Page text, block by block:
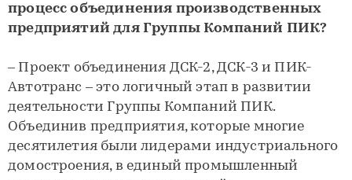
процесс объединения производственных
предприятий для Группы Компаний ПИК?
– Проект объединения ДСК-2, ДСК-3 и ПИК-
Автотранс – это логичный этап в развитии
деятельности Группы Компаний ПИК.
Объединив предприятия, которые многие
десятилетия были лидерами индустриального
домостроения, в единый промышленный